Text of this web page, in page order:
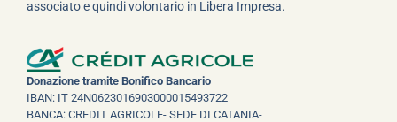
associato e quindi volontario in Libera Impresa.
Donazione tramite Bonifico Bancario
IBAN: IT 24N0623016903000015493722
BANCA: CREDIT AGRICOLE- SEDE DI CATANIA-